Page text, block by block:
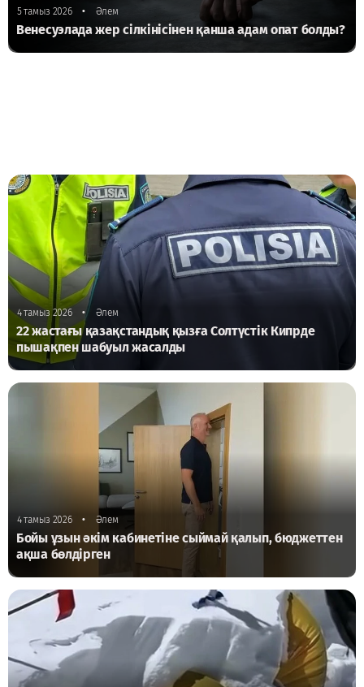
5 тамыз 2026 • Әлем
Венесуэлада жер сілкінісінен қанша адам опат болды?
4 тамыз 2026 • Әлем
22 жастағы қазақстандық қызға Солтүстік Кипрде
пышақпен шабуыл жасалды
4 тамыз 2026 • Әлем
Бойы ұзын әкім кабинетіне сыймай қалып, бюджеттен
ақша бөлдірген